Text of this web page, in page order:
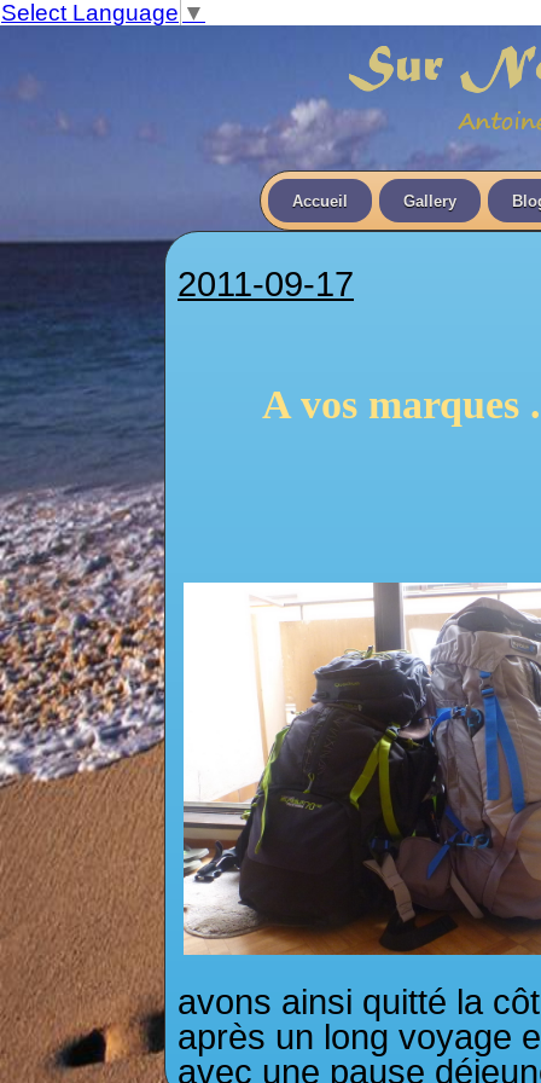
Select Language ▼
Accueil Gallery
2011-09-17
A vos marques
avons ainsi quitté la
après un long voyage
avec une pause